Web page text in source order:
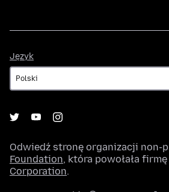
Język
Odwiedź stronę organizacji non-
Foundation, która powołała firmę
Corporation.